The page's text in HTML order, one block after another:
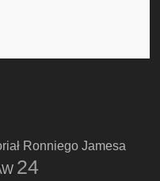
Ronniego Jamesa
24